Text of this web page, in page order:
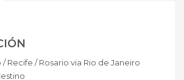
Recife / Rosario via Rio de Janeiro